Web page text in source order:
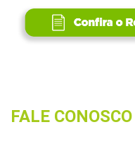
FALE CONOSCO